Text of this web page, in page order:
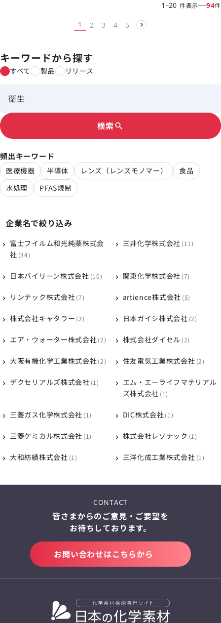
1 20 件表示 94件
1 2 3 4 5
企業名で絞り込み
富士フイルム和光純薬株式会
社 34
三井化学株式会社 11
日本バイリーン株式会社 10 関東化学株式会社 7
リンテック株式会社 7 artience株式会社 5
株式会社キャタラー 2 日本ガイシ株式会社 2
エア・ウォーター株式会社 2 株式会社ダイセル 2
大阪有機化学工業株式会社 2 住友電気工業株式会社 2
デクセリアルズ株式会社 1
エム・エーライフマテリアル
ズ株式会社 1
三菱ガス化学株式会社 1 DIC株式会社 1
三菱ケミカル株式会社 1 株式会社レゾナック 1
大和紡績株式会社 1 三洋化成工業株式会社 1
キーワードから探す
すべて 製品 リリース
検索 search
頻出キーワード
医療機器 半導体 レンズ（レンズモノマー）
食品
水処理
PFAS規制
CONTACT
皆さまからのご意見・ご要望を
お待ちしております。
お問い合わせはこちらから